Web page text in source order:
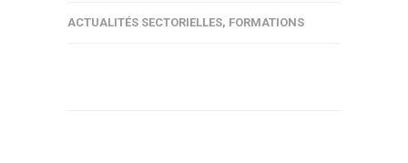
ACTUALITÉS SECTORIELLES, FORMATIONS